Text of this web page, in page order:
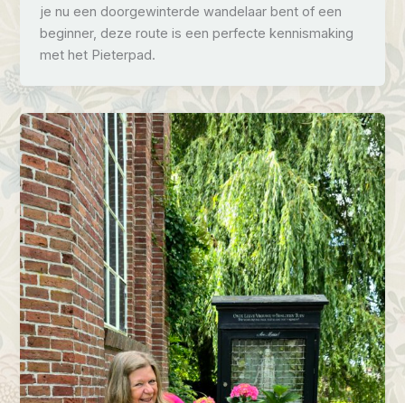
je nu een doorgewinterde wandelaar bent of een
beginner, deze route is een perfecte kennismaking
met het Pieterpad.